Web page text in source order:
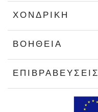
ΧΟΝΔΡΙΚΉ
ΒΟΉΘΕΙΑ
ΕΠΙΒΡΑΒΕΎΣΕΙΣ